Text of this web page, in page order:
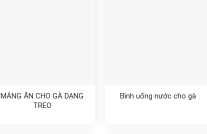
MÁNG ĂN CHO GÀ DẠNG
TREO
Bình uống nước cho gà